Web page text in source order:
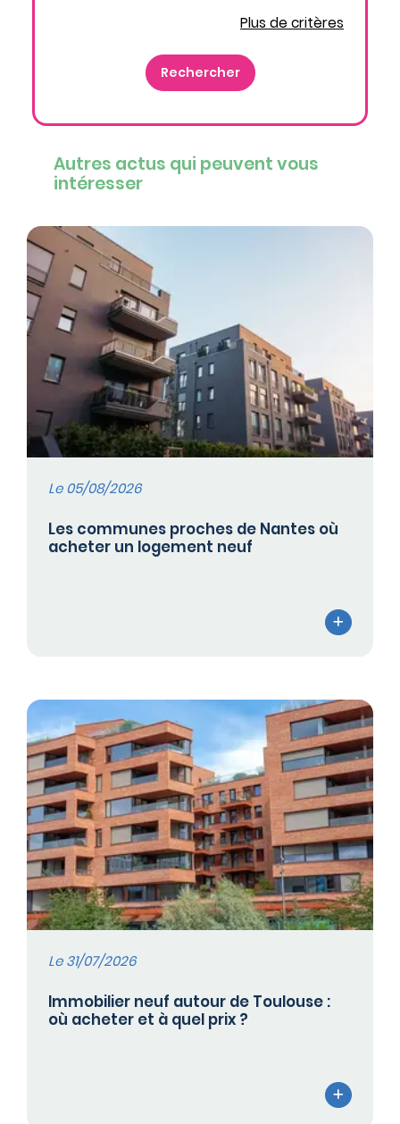
Plus de critères
Autres actus qui peuvent vous
intéresser
Le 05/08/2026
Les communes proches de Nantes où
acheter un logement neuf
Le 31/07/2026
Immobilier neuf autour de Toulouse :
où acheter et à quel prix ?